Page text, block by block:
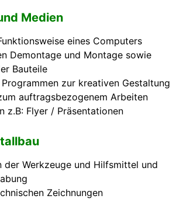
Medien
eines Computers
Demontage und Montage sowie
Bauteile
zur kreativen Gestaltung
auftragsbezogenem Arbeiten
z.B: Flyer / Präsentationen
der Werkzeuge und Hilfsmittel und
Zeichnungen